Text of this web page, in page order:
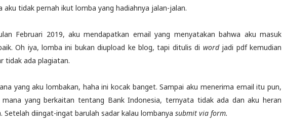
aku tidak pernah ikut lomba yang hadiahnya jalan-jalan.
Februari 2019, aku mendapatkan email yang menyatakan bahwa aku masuk
Oh iya, lomba ini bukan diupload ke blog, tapi ditulis di word jadi pdf kemudian
tidak ada plagiatan.
yang aku lombakan, haha ini kocak banget. Sampai aku menerima email itu pun,
yang berkaitan tentang Bank Indonesia, ternyata tidak ada dan aku heran
Setelah diingat-ingat barulah sadar kalau lombanya submit via form.